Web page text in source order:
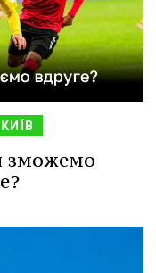
КИЇВ
зможемо